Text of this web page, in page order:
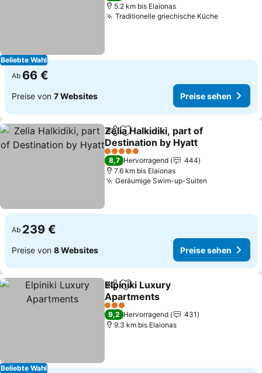
Beliebte Wahl
5.2 km bis Elaionas
Traditionelle griechische KüchePreise
Ab 66 €
Preise von 7 Websites Preise sehen
TeilenZu Favoriten hinzufügen
Zelia Halkidiki, part of
Destination by Hyatt
Preise sehen
5 Sterne
8,7 Hervorragend
444
7.6 km bis Elaionas
Geräumige Swim-up-Suiten
Ab 239 €
Preise von 8 Websites Preise sehen
Beliebte Wahl
TeilenZu Favoriten hinzufügen
Elpiniki Luxury
Apartments
Preise sehen
3 Sterne
9,2 Hervorragend
431
9.3 km bis Elaionas